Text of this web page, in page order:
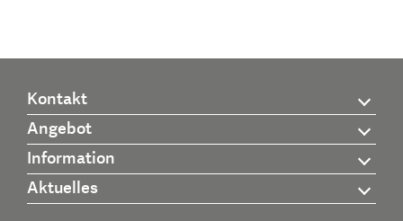
Kontakt
Angebot
Information
Aktuelles